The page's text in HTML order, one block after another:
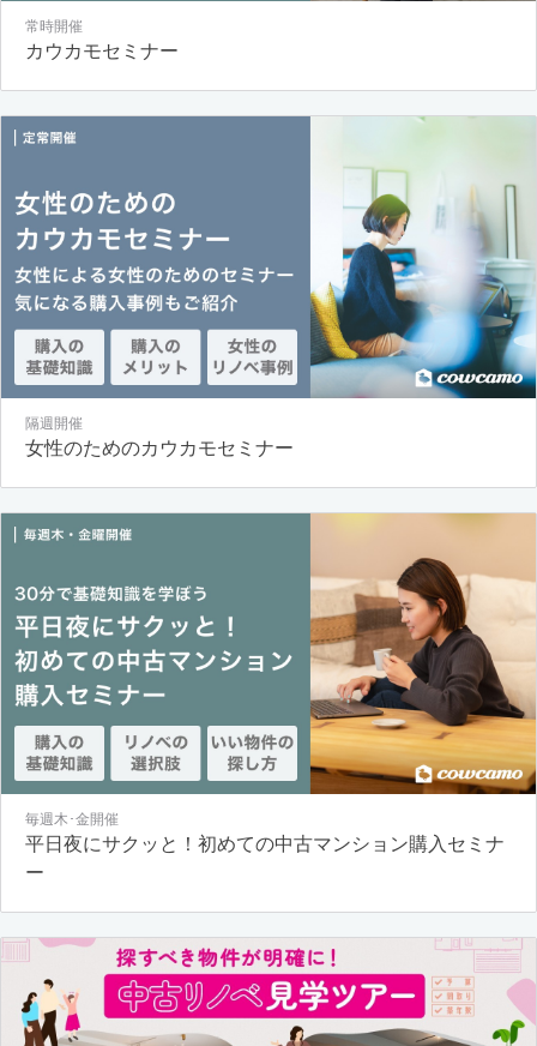
常時開催
カウカモセミナー
隔週開催
女性のためのカウカモセミナー
毎週木･金開催
平日夜にサクッと！初めての中古マンション購入セミナ
ー